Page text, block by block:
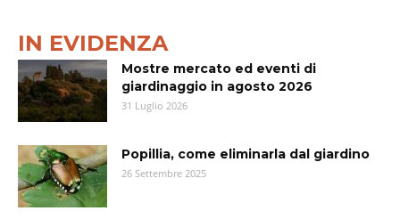
IN EVIDENZA
Mostre mercato ed eventi di
giardinaggio in agosto 2026
31 Luglio 2026
Popillia, come eliminarla dal giardino
26 Settembre 2025